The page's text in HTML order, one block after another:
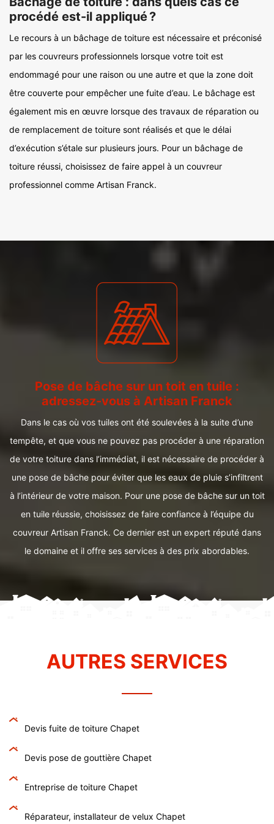
procédé est-il appliqué ?
Le recours à un bâchage de toiture est nécessaire et préconisé
par les couvreurs professionnels lorsque votre toit est
endommagé pour une raison ou une autre et que la zone doit
être couverte pour empêcher une fuite d’eau. Le bâchage est
également mis en œuvre lorsque des travaux de réparation ou
de remplacement de toiture sont réalisés et que le délai
d’exécution s’étale sur plusieurs jours. Pour un bâchage de
toiture réussi, choisissez de faire appel à un couvreur
professionnel comme Artisan Franck.
Pose de bâche sur un toit en tuile :
adressez-vous à Artisan Franck
Dans le cas où vos tuiles ont été soulevées à la suite d’une
tempête, et que vous ne pouvez pas procéder à une réparation
de votre toiture dans l’immédiat, il est nécessaire de procéder à
une pose de bâche pour éviter que les eaux de pluie s’infiltrent
à l’intérieur de votre maison. Pour une pose de bâche sur un toit
en tuile réussie, choisissez de faire confiance à l’équipe du
couvreur Artisan Franck. Ce dernier est un expert réputé dans
le domaine et il offre ses services à des prix abordables.
AUTRES SERVICES
Devis fuite de toiture Chapet
Devis pose de gouttière Chapet
Entreprise de toiture Chapet
Réparateur, installateur de velux Chapet